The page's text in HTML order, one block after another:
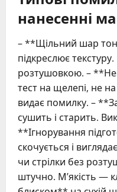
нанесенні
– **Щільний шар
підкреслює
розтушовкою. –
тест на щелепі, не
видає помилку. –
сушить і старить.
**Ігнорування
скочується і
чи стрілки без
штучно. М’якість —